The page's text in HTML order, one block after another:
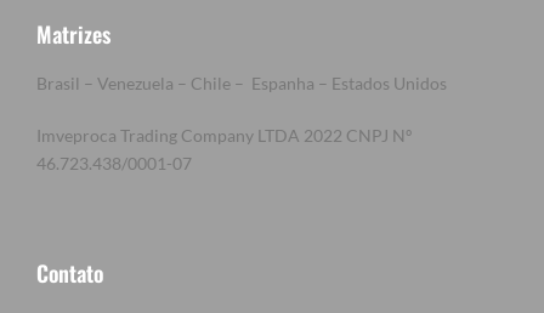
Matrizes
Brasil – Venezuela – Chile – Espanha – Estados Unidos
Imveproca Trading Company LTDA 2022 CNPJ Nº
46.723.438/0001-07
Contato